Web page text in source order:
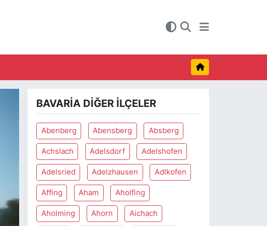
BAVARIA DIĞER İLÇELER
Abenberg Abensberg Absberg
Achslach Adelsdorf Adelshofen
Adelsried Adelzhausen Adlkofen
Affing Aham Aholfing
Aholming Ahorn Aichach